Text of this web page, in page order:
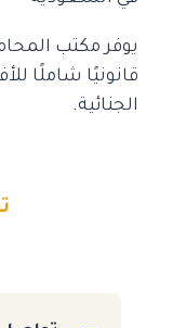
يوفر مكتب
قانونيًا شاملًا
الجنائية.